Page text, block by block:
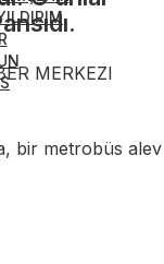
MERKEZI